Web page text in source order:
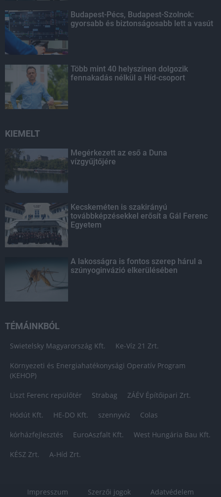
Budapest-Pécs, Budapest-Szolnok:
gyorsabb és biztonságosabb lett a vasút
Több mint 40 helyszínen dolgozik
fennakadás nélkül a Híd-csoport
KIEMELT
Megérkezett az eső a Duna
vízgyűjtőjére
Kecskeméten is szakirányú
továbbképzésekkel erősít a Gál Ferenc
Egyetem
A lakosságra is fontos szerep hárul a
szúnyoginvázió elkerülésében
TÉMÁINKBÓL
Swietelsky Magyarország Kft. Ke-Víz 21 Zrt.
Környezeti és Energiahatékonysági Operatív Program
(KEHOP)
Liszt Ferenc repülőtér Strabag ZÁÉV Építőipari Zrt.
Hódút Kft. HE-DO Kft. szennyvíz Colas
kórházfejlesztés EuroAszfalt Kft. West Hungária Bau Kft.
KÉSZ Zrt. A-Híd Zrt.
Impresszum Szerzői jogok Adatvédelem